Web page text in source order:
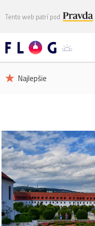
Tento web patrí pod
Najlepšie